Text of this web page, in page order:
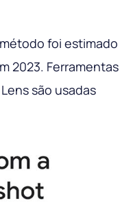
foi estimado
2023. Ferramentas
são usadas